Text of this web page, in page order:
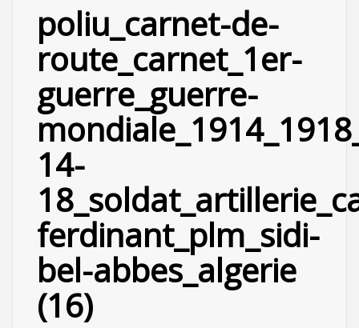
poliu_carnet-de-
route_carnet_1er-
guerre_guerre-
14-
ferdinant_plm_sidi-
bel-abbes_algerie
(16)